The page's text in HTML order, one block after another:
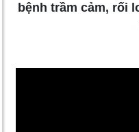
bệnh trầm cảm, rối